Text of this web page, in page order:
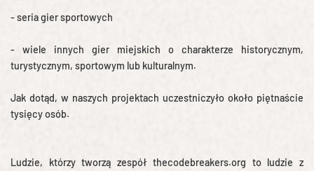
- seria gier sportowych
- wiele innych gier miejskich o charakterze historycznym,
turystycznym, sportowym lub kulturalnym.
Jak dotąd, w naszych projektach uczestniczyło około piętnaście
tysięcy osób.
Ludzie, którzy tworzą zespół thecodebreakers.org to ludzie z